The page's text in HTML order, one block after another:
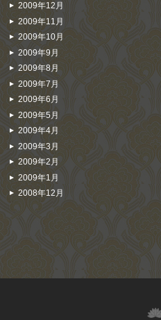
2009年12月
2009年11月
2009年10月
2009年9月
2009年8月
2009年7月
2009年6月
2009年5月
2009年4月
2009年3月
2009年2月
2009年1月
2008年12月